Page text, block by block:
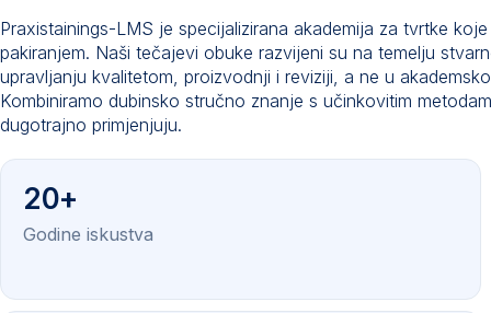
Praxistainings-LMS je specijalizirana akademija za tvrtke
pakiranjem. Naši tečajevi obuke razvijeni su na temelju
upravljanju kvalitetom, proizvodnji i reviziji, a ne u
Kombiniramo dubinsko stručno znanje s učinkovitim
dugotrajno primjenjuju.
20+
Godine iskustva